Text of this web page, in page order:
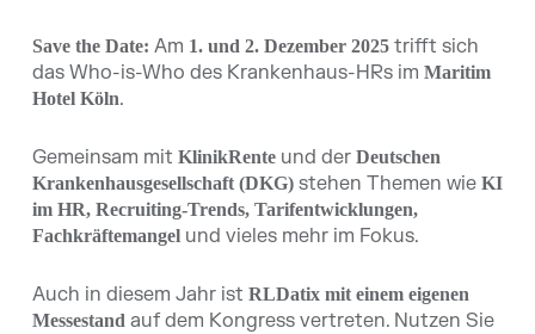
Save the Date: Am 1. und 2. Dezember 2025trifft sich
das Who-is-Who des Krankenhaus-HRs im Maritim
Hotel Köln.
Gemeinsam mit KlinikRenteund der Deutschen
Krankenhausgesellschaft (DKG)stehen Themen wie KI
im HR, Recruiting-Trends, Tarifentwicklungen,
Fachkräftemangel und vieles mehr im Fokus.
Auch in diesem Jahr ist RLDatix mit einem eigenen
Messestandauf dem Kongress vertreten. Nutzen Sie